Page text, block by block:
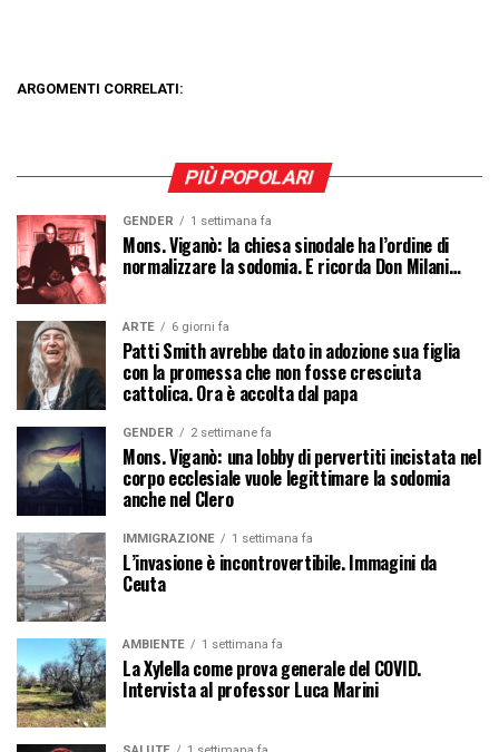
ARGOMENTI CORRELATI:
PIÙ POPOLARI
GENDER 1 settimana fa
Mons. Viganò: la chiesa sinodale ha l’ordine di
normalizzare la sodomia. E ricorda Don Milani…
ARTE 6 giorni fa
Patti Smith avrebbe dato in adozione sua figlia
con la promessa che non fosse cresciuta
cattolica. Ora è accolta dal papa
GENDER 2 settimane fa
Mons. Viganò: una lobby di pervertiti incistata nel
corpo ecclesiale vuole legittimare la sodomia
anche nel Clero
IMMIGRAZIONE 1 settimana fa
L’invasione è incontrovertibile. Immagini da
Ceuta
AMBIENTE 1 settimana fa
La Xylella come prova generale del COVID.
Intervista al professor Luca Marini